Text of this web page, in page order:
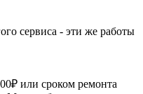
сервиса - эти же работы
или сроком ремонта